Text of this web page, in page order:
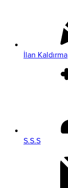
İlan Kaldırma
S.S.S